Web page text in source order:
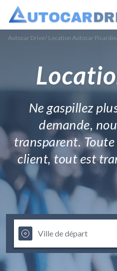
Autocar Drive/ Location Autocar Picardie
Ne gaspillez
demande,
transparent.
client, tout est